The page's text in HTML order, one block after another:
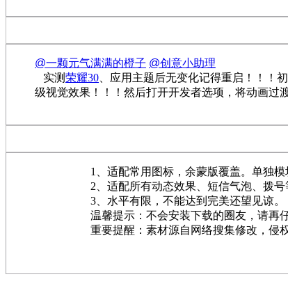
@一颗元气满满的橙子 @创意小助理
实测荣耀30 、应用主题后无变化记得重启！！！
级视觉效果！！！然后打开开发者选项，将动画过
1
、适配常用图标，余蒙版覆盖。单独
2 、适配所有动态效果、短信气泡、拨
3 、水平有限，不能达到完美还望见谅。
温馨提示：不会安装下载的圈友，请再
重要提醒：素材源自网络搜集修改，侵